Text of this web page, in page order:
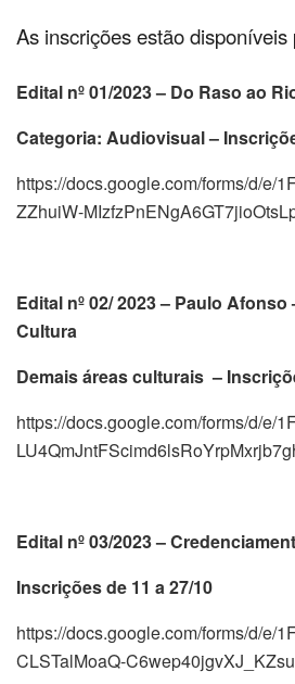
As inscrições estão
Edital nº 01/2023 – Do Raso ao
Categoria: Audiovisual –
https://docs.google.com/forms/d/e/
ZZhuiW-
Edital nº 02/ 2023 – Paulo
Cultura
Demais áreas culturais –
https://docs.google.com/forms/d/e/
Edital nº 03/2023 –
Inscrições de 11 a 27/10
https://docs.google.com/forms/d/e/
CLSTalMoaQ-